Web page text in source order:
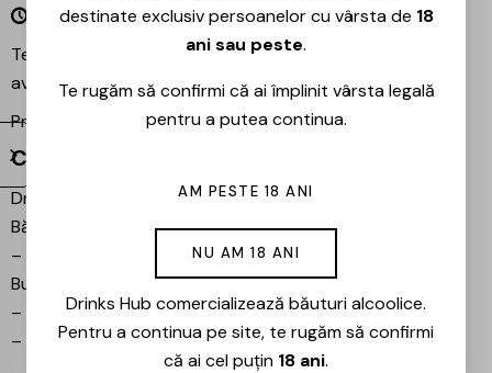
Sâmbătă – Duminică Închis
Te așteptăm și în magazinul nostru din București –
avem mereu reduceri speciale la băuturile preferate!
Proiecte partenere:Ezotera
Contact
Drinks Hub – Magazin de
Băuturi
–
Bulevardul Iuliu Maniu 7,
București 061102
–
info@drinkshub.ro
–
0725 860 799
destinate exclusiv persoanelor cu vârsta de 18
ani sau peste.
Te rugăm să confirmi că ai împlinit vârsta legală
pentru a putea continua.
AM PESTE 18 ANI
NU AM 18 ANI
Drinks Hub comercializează băuturi alcoolice.
Pentru a continua pe site, te rugăm să confirmi
că ai cel puțin 18 ani.